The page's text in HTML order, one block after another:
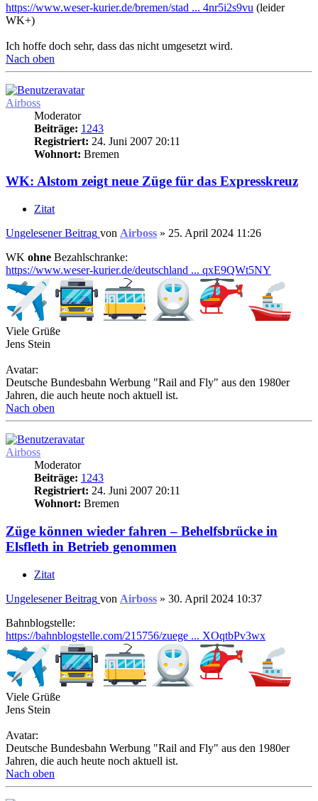
https://www.weser-kurier.de/bremen/stad ... 4nr5i2s9vu (leider
WK+)
Ich hoffe doch sehr, dass das nicht umgesetzt wird.
Nach oben
Airboss
Moderator
Beiträge: 1243
Registriert: 24. Juni 2007 20:11
Wohnort: Bremen
WK: Alstom zeigt neue Züge für das Expresskreuz
Zitat
Ungelesener Beitrag von Airboss » 25. April 2024 11:26
WK ohne Bezahlschranke:
https://www.weser-kurier.de/deutschland ... qxE9QWt5NY
Viele Grüße
Jens Stein
Avatar:
Deutsche Bundesbahn Werbung "Rail and Fly" aus den 1980er
Jahren, die auch heute noch aktuell ist.
Nach oben
Airboss
Moderator
Beiträge: 1243
Registriert: 24. Juni 2007 20:11
Wohnort: Bremen
Züge können wieder fahren – Behelfsbrücke in
Elsfleth in Betrieb genommen
Zitat
Ungelesener Beitrag von Airboss » 30. April 2024 10:37
Bahnblogstelle:
https://bahnblogstelle.com/215756/zuege ... XOqtbPv3wx
Viele Grüße
Jens Stein
Avatar:
Deutsche Bundesbahn Werbung "Rail and Fly" aus den 1980er
Jahren, die auch heute noch aktuell ist.
Nach oben